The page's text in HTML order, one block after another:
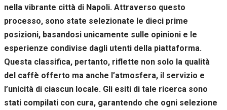
nella vibrante città di Napoli. Attraverso questo
processo, sono state selezionate le dieci prime
posizioni, basandosi unicamente sulle opinioni e le
esperienze condivise dagli utenti della piattaforma.
Questa classifica, pertanto, riflette non solo la qualità
del caffè offerto ma anche l’atmosfera, il servizio e
l’unicità di ciascun locale. Gli esiti di tale ricerca sono
stati compilati con cura, garantendo che ogni selezione
la tua visita.
questi
cookie,
alcune
funzioni del
sito non
saranno